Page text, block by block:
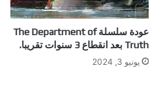
عودة سلسلة The Department of
Truth بعد انقطاع 3 سنوات تقريبا.
يونيو 3, 2024